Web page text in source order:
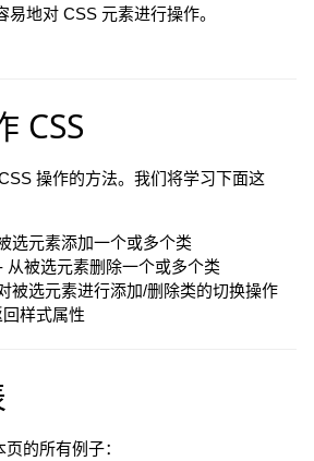
地对 CSS 元素进行操作。
CSS
操作的方法。我们将学习下面这
选元素添加一个或多个类
从被选元素删除一个或多个类
被选元素进行添加/删除类的切换操作
样式属性
的所有例子：